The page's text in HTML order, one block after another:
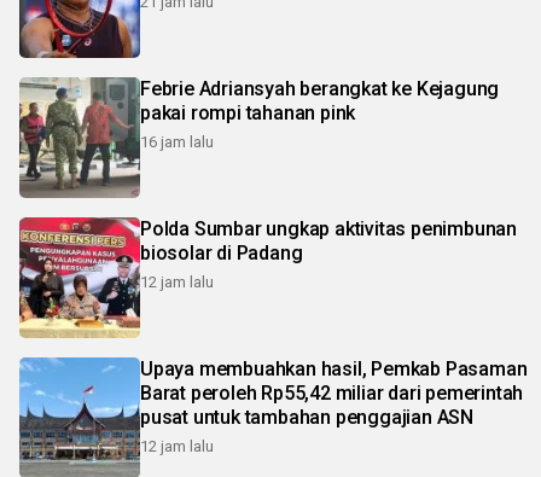
Febrie Adriansyah berangkat ke Kejagung
pakai rompi tahanan pink
16 jam lalu
Polda Sumbar ungkap aktivitas penimbunan
biosolar di Padang
12 jam lalu
Upaya membuahkan hasil, Pemkab Pasaman
Barat peroleh Rp55,42 miliar dari pemerintah
pusat untuk tambahan penggajian ASN
12 jam lalu